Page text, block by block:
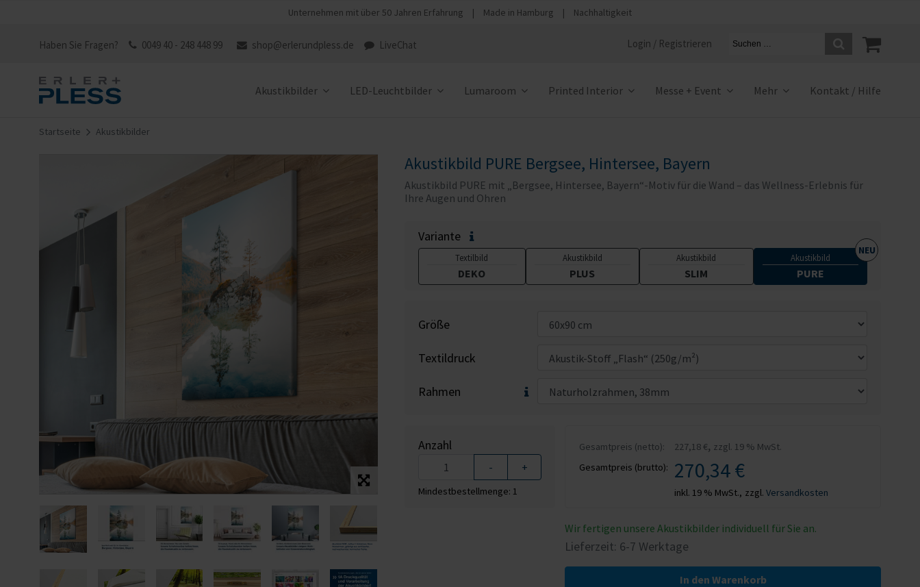
Unternehmen mit über 50 Jahren Erfahrung | Made in Hamburg | Nachhaltigkeit
Haben Sie Fragen? 0049 40 - 248 448 99 shop@erlerundpless.de LiveChat Login / Registrieren
Akustikbilder LED-Leuchtbilder Lumaroom Printed Interior Messe + Event Mehr Kontakt / Hilfe
Startseite Akustikbilder
Akustikbild PURE Bergsee, Hintersee, Bayern
Akustikbild PURE mit „Bergsee, Hintersee, Bayern“-Motiv für die Wand – das Wellness-Erlebnis für
Ihre Augen und Ohren
Variante
Textilbild
DEKO
Akustikbild
PLUS
Akustikbild
SLIM
Akustikbild
PURE
Größe
Textildruck
Rahmen
Anzahl
- +
Mindestbestellmenge: 1
Gesamtpreis (netto): 227,18 €, zzgl. 19 % MwSt.
Gesamtpreis (brutto):
270,34 €
inkl. 19 % MwSt., zzgl. Versandkosten
Wir fertigen unsere Akustikbilder individuell für Sie an.
Lieferzeit: 6-7 Werktage
In den Warenkorb